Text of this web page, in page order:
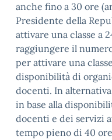
anche fino a 30 ore
Presidente della
attivare una classe a
raggiungere il
per attivare una
disponibilità di
docenti. In
in base alla
docenti e dei servizi
tempo pieno di 40